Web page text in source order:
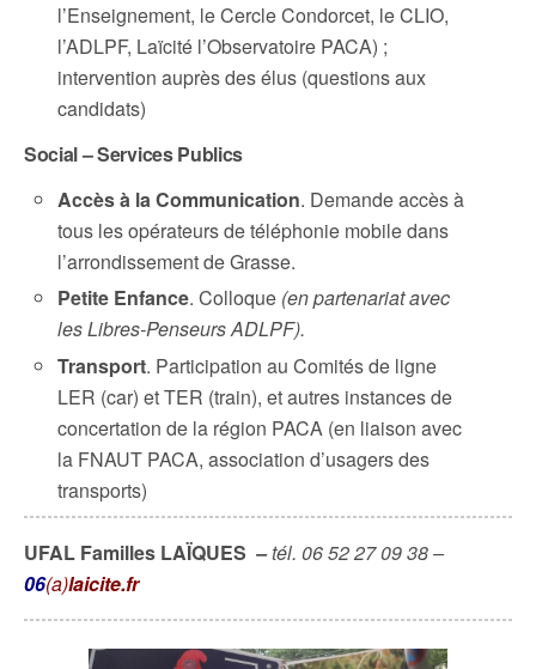
l’Enseignement, le Cercle Condorcet, le CLIO,
l’ADLPF, Laïcité l’Observatoire PACA) ;
intervention auprès des élus (questions aux
candidats)
Social – Services Publics
Accès à la Communication. Demande accès à
tous les opérateurs de téléphonie mobile dans
l’arrondissement de Grasse.
Petite Enfance. Colloque (en partenariat avec
les Libres-Penseurs ADLPF).
Transport. Participation au Comités de ligne
LER (car) et TER (train), et autres instances de
concertation de la région PACA (en liaison avec
la FNAUT PACA, association d’usagers des
transports)
UFAL Familles LAÏQUES –tél. 06 52 27 09 38 –
06(a)laicite.fr